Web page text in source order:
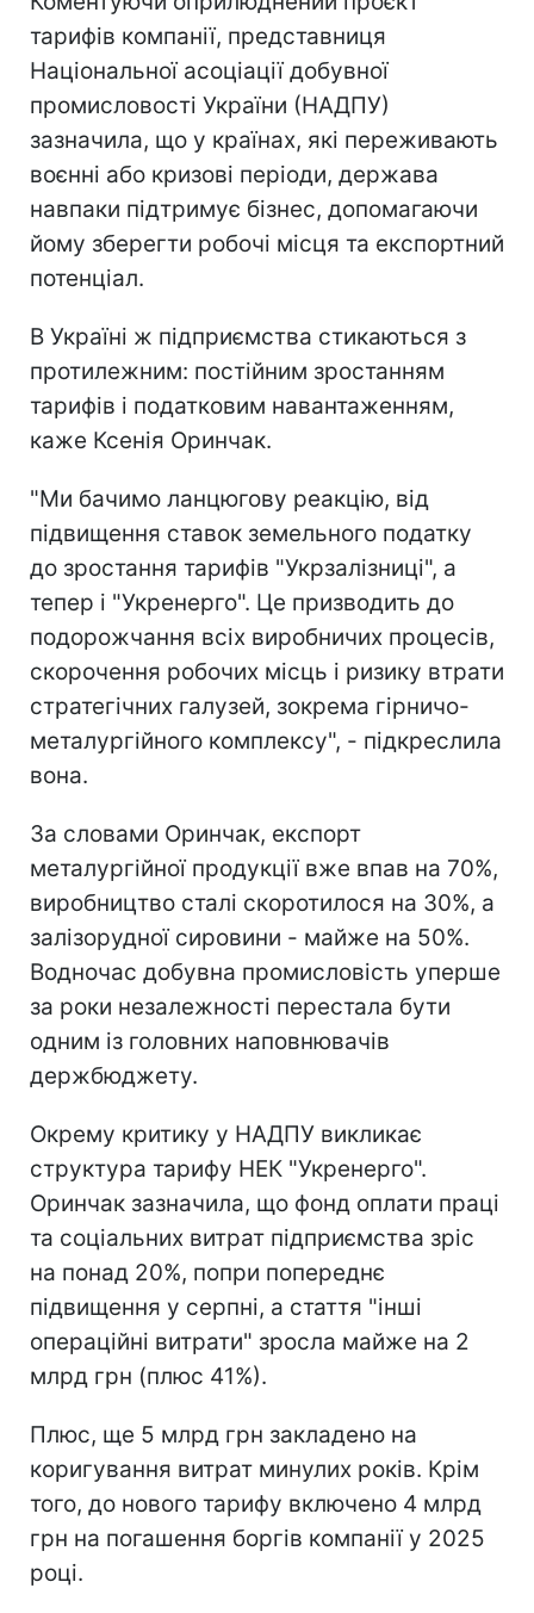
тарифів компанії, представниця
Національної асоціації добувної
промисловості України (НАДПУ)
зазначила, що у країнах, які переживають
воєнні або кризові періоди, держава
навпаки підтримує бізнес, допомагаючи
йому зберегти робочі місця та експортний
потенціал.
В Україні ж підприємства стикаються з
протилежним: постійним зростанням
тарифів і податковим навантаженням,
каже Ксенія Оринчак.
"Ми бачимо ланцюгову реакцію, від
підвищення ставок земельного податку
до зростання тарифів "Укрзалізниці", а
тепер і "Укренерго". Це призводить до
подорожчання всіх виробничих процесів,
скорочення робочих місць і ризику втрати
стратегічних галузей, зокрема гірничо-
металургійного комплексу", - підкреслила
вона.
За словами Оринчак, експорт
металургійної продукції вже впав на 70%,
виробництво сталі скоротилося на 30%, а
залізорудної сировини - майже на 50%.
Водночас добувна промисловість уперше
за роки незалежності перестала бути
одним із головних наповнювачів
держбюджету.
Окрему критику у НАДПУ викликає
структура тарифу НЕК "Укренерго".
Оринчак зазначила, що фонд оплати праці
та соціальних витрат підприємства зріс
на понад 20%, попри попереднє
підвищення у серпні, а стаття "інші
операційні витрати" зросла майже на 2
млрд грн (плюс 41%).
Плюс, ще 5 млрд грн закладено на
коригування витрат минулих років. Крім
того, до нового тарифу включено 4 млрд
грн на погашення боргів компанії у 2025
році.